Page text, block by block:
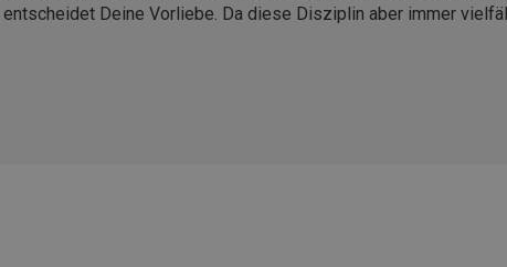
entscheidet Deine Vorliebe. Da diese Disziplin aber immer vielfä